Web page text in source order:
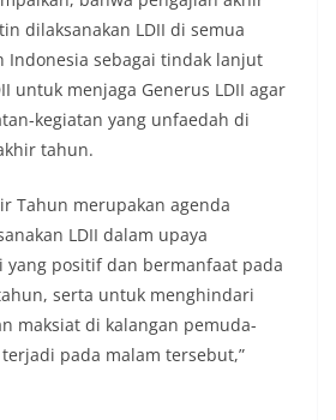
dilaksanakan LDII di semua
Indonesia sebagai tindak lanjut
untuk menjaga Generus LDII agar
kegiatan yang unfaedah di
tahun.
Tahun merupakan agenda
LDII dalam upaya
yang positif dan bermanfaat pada
serta untuk menghindari
maksiat di kalangan pemuda-
pada malam tersebut,”